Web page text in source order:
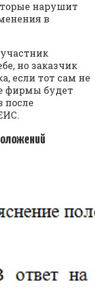
нарушит
в
но заказчик
если тот сам не
фирмы будет
после